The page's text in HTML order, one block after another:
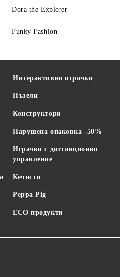
Dora the Explorer
Funky Fashion
Интерактивни играчки
Пъзели
Конструктори
Нарушена опаковка -50%
Играчки с дистанционно
управление
Кечисти
Peppa Pig
ECO продукти